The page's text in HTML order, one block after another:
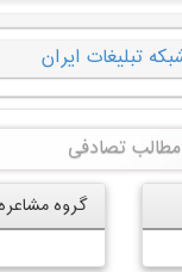
مطالب تصادفی